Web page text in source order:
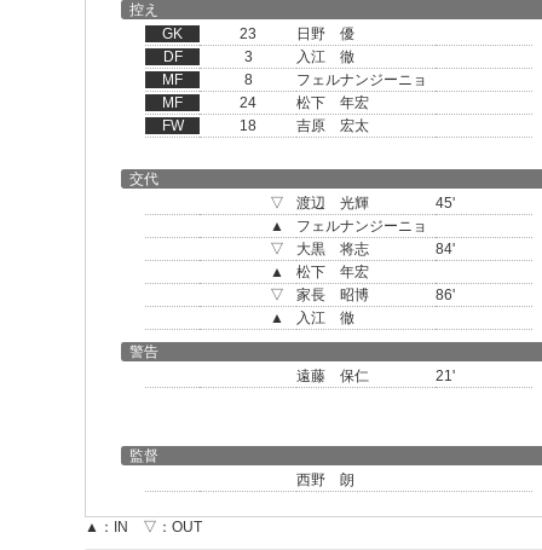
控え
GK
23
日野 優
DF
3
入江 徹
MF
8
フェルナンジーニョ
MF
24
松下 年宏
FW
18 吉原 宏太
交代
▽
渡辺 光輝
45'
▲
フェルナンジーニョ
▽
大黒 将志
84'
▲
松下 年宏
▽
家長 昭博
86'
▲
入江 徹
警告
遠藤 保仁
21'
監督
西野 朗
▲：IN ▽：OUT